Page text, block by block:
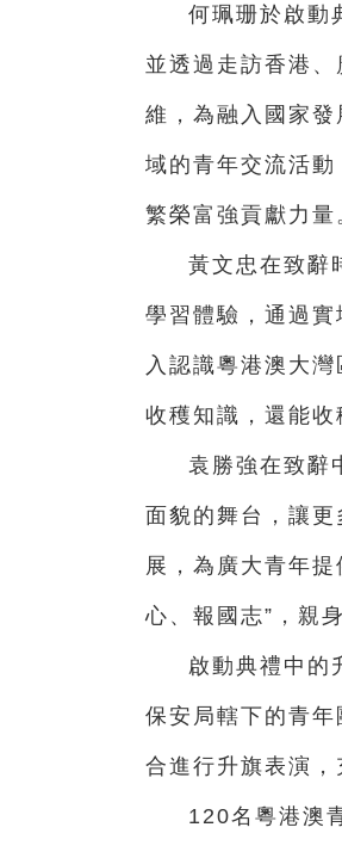
何珮珊於啟動
並透過走訪香港
維，為融入國家
域的青年交流活
繁榮富強貢獻力量
黃文忠在致辭
學習體驗，通過
入認識粵港澳大
收穫知識，還能收
袁勝強在致辭
面貌的舞台，讓
展，為廣大青年
心、報國志”，親
啟動典禮中的
保安局轄下的青
合進行升旗表演，
120名粵港澳